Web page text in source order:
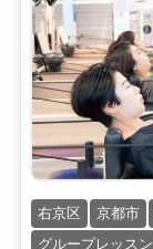
右京区 京都市
グループレッスン